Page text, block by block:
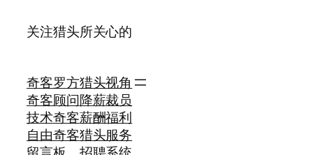
关注猎头所关心的
奇客罗方
奇客顾问
技术奇客
自由奇客
猎头视角
降薪裁员
薪酬福利
猎头服务